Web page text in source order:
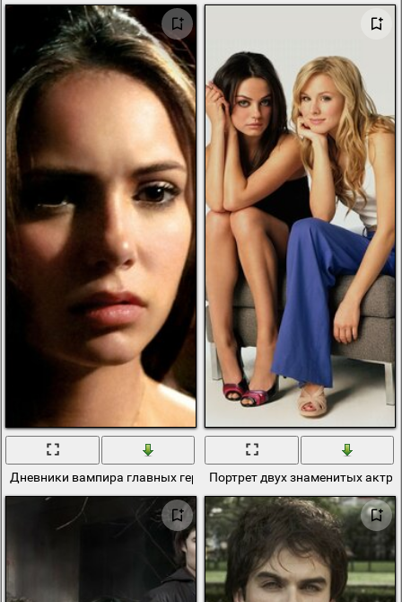
Дневники вампира главных героевПортрет двух знаменитых